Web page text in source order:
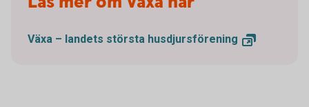
Växa – landets största husdjursförening